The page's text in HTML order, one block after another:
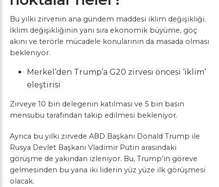
Bu yılki zirvenin ana gündem maddesi iklim değişikliği.
İklim değişikliğinin yanı sıra ekonomik büyüme, göç
akını ve terörle mücadele konularının da masada olması
bekleniyor.
Merkel’den Trump’a G20 zirvesi öncesi ‘iklim’
eleştirisi
Zirveye 10 bin delegenin katılması ve 5 bin basın
mensubu tarafından takip edilmesi bekleniyor.
Ayrıca bu yılki zirvede ABD Başkanı Donald Trump ile
Rusya Devlet Başkanı Vladimir Putin arasındaki
görüşme de yakından izleniyor. Bu, Trump’ın göreve
gelmesinden bu yana iki liderin yüz yüze ilk görüşmesi
olacak.